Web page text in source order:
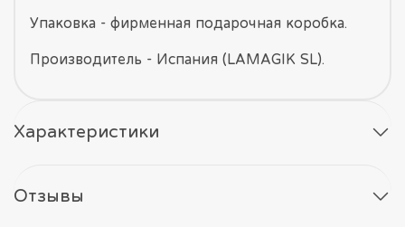
Упаковка - фирменная подарочная коробка.
Производитель - Испания (LAMAGIK SL).
Характеристики
Отзывы